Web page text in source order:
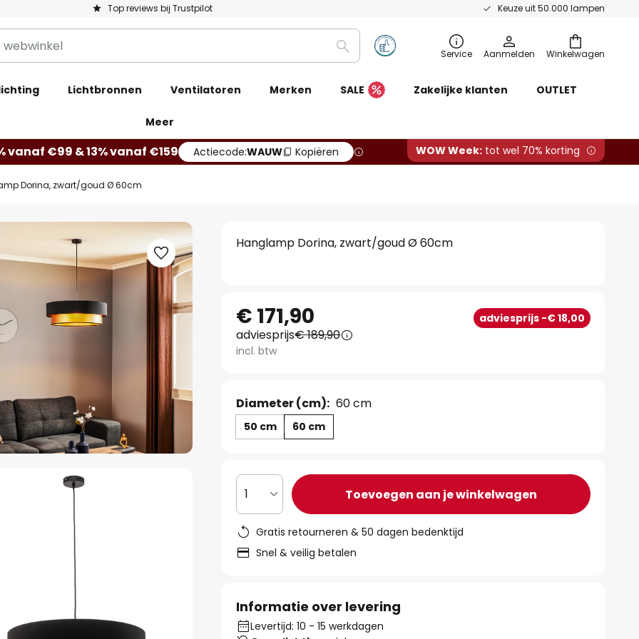
Top reviews bij Trustpilot Keuze uit 50.000 lampen
Winkelwagen
Zoeken Service Aanmelden
Lichtbronnen Ventilatoren Merken SALE Zakelijke klanten OUTLET
Meer
vanaf €99 & 13% vanaf €159 Actiecode:WAUW Kopiëren WOW Week: tot wel 70% korting
Dorina, zwart/goud Ø 60cm
Hanglamp Dorina, zwart/goud Ø 60cm
€ 171,90 adviesprijs -€ 18,00
adviesprijs€ 189,90
incl. btw
Diameter (cm): 60 cm
50 cm 60 cm
1 Toevoegen aan je winkelwagen
Gratis retourneren & 50 dagen bedenktijd
Snel & veilig betalen
Informatie over levering
Levertijd: 10 - 15 werkdagen